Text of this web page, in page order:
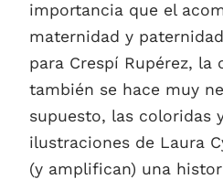
importancia que el
maternidad y
para Crespí Rupérez, la
también se hace muy
supuesto, las coloridas
ilustraciones de Laura
(y amplifican) una